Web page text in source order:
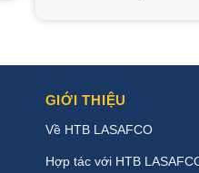
GIỚI THIỆU
Về HTB LASAFCO
Hợp tác với HTB